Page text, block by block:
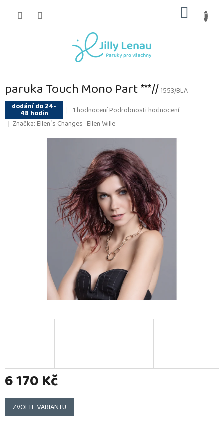
KOŠÍK
paruka Touch Mono Part ***//1553/BLA
dodání do 24-
48 hodin
Průměrné
hodnocení
produktu
je
hvězdiček.
1 hodnoceníPodrobnosti hodnocení
Značka:Ellen´s Changes -Ellen Wille
6 170 Kč
Měrná
cena:
ZVOLTE VARIANTU